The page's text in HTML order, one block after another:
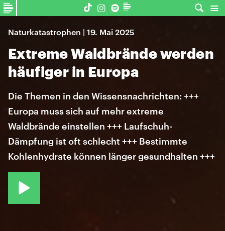
Naturkatastrophen | 19. Mai 2025
Extreme Waldbrände werden
häufiger in Europa
Die Themen in den Wissensnachrichten: +++
Europa muss sich auf mehr extreme
Waldbrände einstellen +++ Laufschuh-
Dämpfung ist oft schlecht +++ Bestimmte
Kohlenhydrate können länger gesundhalten +++